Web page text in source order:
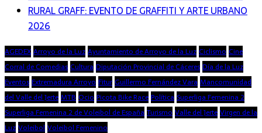
RURAL GRAFF: EVENTO DE GRAFFITI Y ARTE URBANO
2026
AGEDEX Arroyo de la Luz Ayuntamiento de Arroyo de la Luz Ciclismo Cine
Corral de Comedias Cultura Diputación Provincial de Cáceres Día de la Luz
Eventos Extremadura Arroyo Fitur Guillermo Fernández Vara Mancomunidad
del Valle del Jerte MTB Ocio Picota Bike Race Política Superliga Femenina 2
Superliga Femenina 2 de Voleibol de España Turismo Valle del Jerte Virgen de la
Luz Voleibol Voleibol Femenino